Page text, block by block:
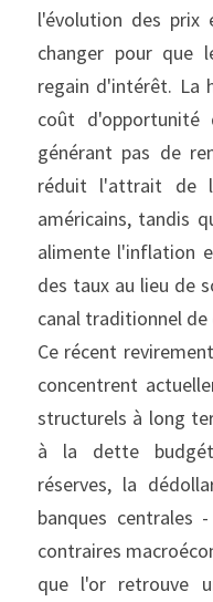
l'évolution des
changer pour que
regain d'intérêt. La
coût
générant pas de
réduit l'attrait de
américains, tandis
alimente l'inflation
des taux au lieu de
canal traditionnel
Ce récent
concentrent
structurels à long
à la dette
réserves, la
banques centrales
contraires
que l'or retrouve